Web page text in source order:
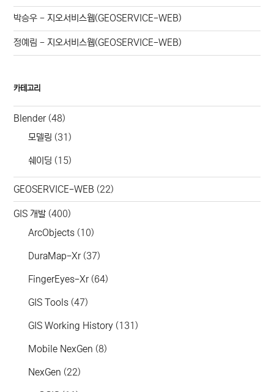
박승우 -지오서비스웹(GEOSERVICE-WEB)
정예림 -지오서비스웹(GEOSERVICE-WEB)
카테고리
Blender(48)
모델링 (31)
쉐이딩 (15)
GEOSERVICE-WEB (22)
GIS 개발 (400)
ArcObjects (10)
DuraMap-Xr(37)
FingerEyes-Xr(64)
GIS Tools (47)
GIS Working History (131)
Mobile NexGen (8)
NexGen (22)